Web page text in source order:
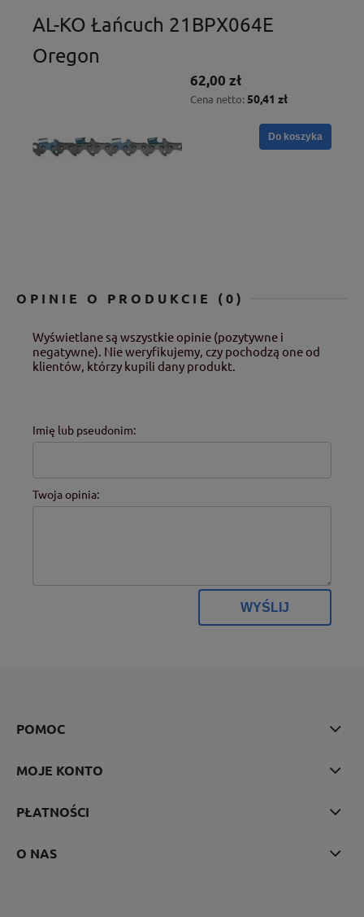
AL-KO Łańcuch 21BPX064E
Oregon
62,00 zł
Cena netto: 50,41 zł
Do koszyka
OPINIE O PRODUKCIE (0)
Wyświetlane są wszystkie opinie (pozytywne i
negatywne). Nie weryfikujemy, czy pochodzą one od
klientów, którzy kupili dany produkt.
Imię lub pseudonim:
Twoja opinia:
WYŚLIJ
POMOC
MOJE KONTO
PŁATNOŚCI
O NAS